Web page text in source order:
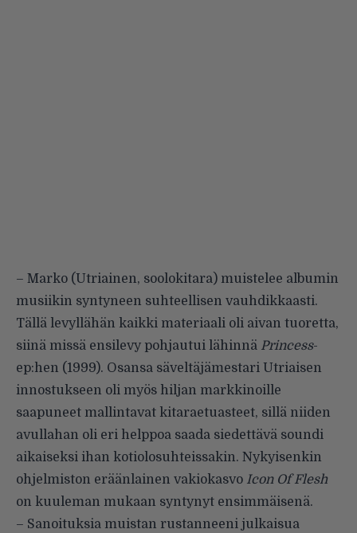
– Marko (Utriainen, soolokitara) muistelee albumin
musiikin syntyneen suhteellisen vauhdikkaasti.
Tällä levyllähän kaikki materiaali oli aivan tuoretta,
siinä missä ensilevy pohjautui lähinnä Princess-
ep:hen (1999). Osansa säveltäjämestari Utriaisen
innostukseen oli myös hiljan markkinoille
saapuneet mallintavat kitaraetuasteet, sillä niiden
avullahan oli eri helppoa saada siedettävä soundi
aikaiseksi ihan kotiolosuhteissakin. Nykyisenkin
ohjelmiston eräänlainen vakiokasvo Icon Of Flesh
on kuuleman mukaan syntynyt ensimmäisenä.
– Sanoituksia muistan rustanneeni julkaisua